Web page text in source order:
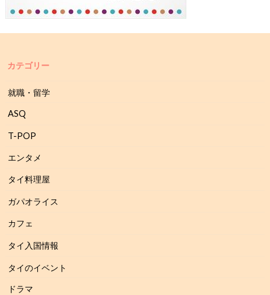
カテゴリー
就職・留学
ASQ
T-POP
エンタメ
タイ料理屋
ガパオライス
カフェ
タイ入国情報
タイのイベント
ドラマ